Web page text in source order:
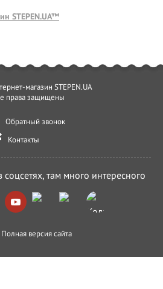
STEPEN.UA™
магазин STEPEN.UA
права защищены
Обратный звонок
Контакты
там много интересного
Полная версия сайта